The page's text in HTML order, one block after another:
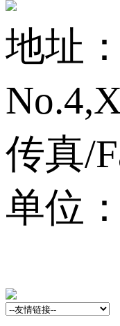
地址
传真/
单位